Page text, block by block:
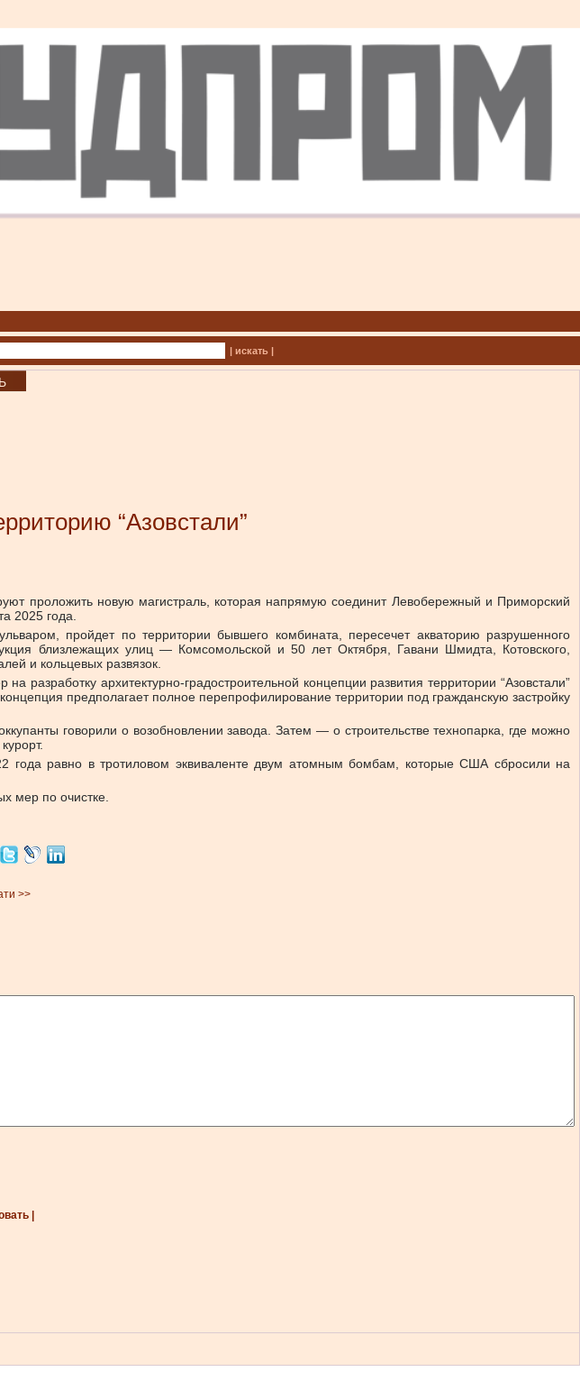
| искать |
“Азовстали”
проложить новую магистраль, которая напрямую соединит Левобережный и Приморский
2025 года.
пройдет по территории бывшего комбината, пересечет акваторию разрушенного
близлежащих улиц — Комсомольской и 50 лет Октября, Гавани Шмидта, Котовского,
и кольцевых развязок.
разработку архитектурно-градостроительной концепции развития территории “Азовстали”
предполагает полное перепрофилирование территории под гражданскую застройку
говорили о возобновлении завода. Затем — о строительстве технопарка, где можно
года равно в тротиловом эквиваленте двум атомным бомбам, которые США сбросили на
мер по очистке.
>>
|